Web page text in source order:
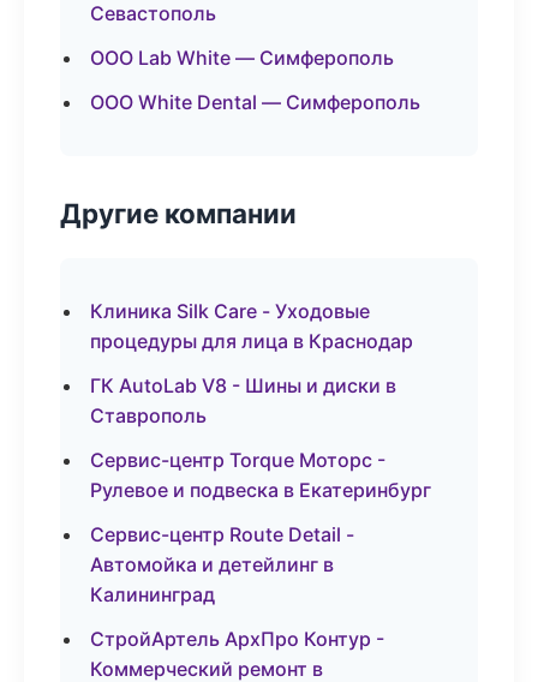
Севастополь
ООО Lab White — Симферополь
ООО White Dental — Симферополь
Другие компании
Клиника Silk Care - Уходовые
процедуры для лица в Краснодар
ГК AutoLab V8 - Шины и диски в
Ставрополь
Сервис-центр Torque Моторс -
Рулевое и подвеска в Екатеринбург
Сервис-центр Route Detail -
Автомойка и детейлинг в
Калининград
СтройАртель АрхПро Контур -
Коммерческий ремонт в